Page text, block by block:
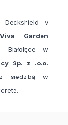
Deckshield v
Garden
w
Sp. z .o.o.
z siedzibą w